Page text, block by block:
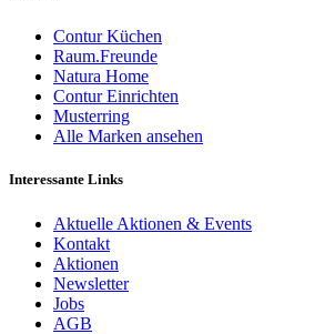
Contur Küchen
Raum.Freunde
Natura Home
Contur Einrichten
Musterring
Alle Marken ansehen
Interessante Links
Aktuelle Aktionen & Events
Kontakt
Aktionen
Newsletter
Jobs
AGB